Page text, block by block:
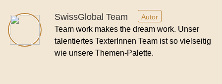
SwissGlobal Team Autor
Team work makes the dream work. Unser
talentiertes TexterInnen Team ist so vielseitig
wie unsere Themen-Palette.